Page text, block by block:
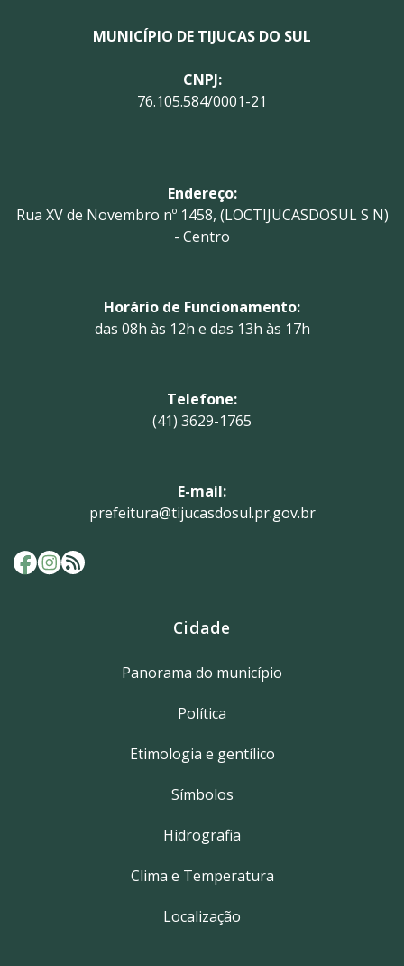
MUNICÍPIO DE TIJUCAS DO SUL
CNPJ:
76.105.584/0001-21
Endereço:
Rua XV de Novembro nº 1458, (LOCTIJUCASDOSUL S N)
- Centro
Horário de Funcionamento:
das 08h às 12h e das 13h às 17h
Telefone:
(41) 3629-1765
E-mail:
prefeitura@tijucasdosul.pr.gov.br
Cidade
Panorama do município
Política
Etimologia e gentílico
Símbolos
Hidrografia
Clima e Temperatura
Localização